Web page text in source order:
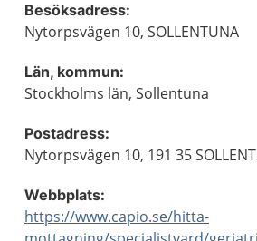
Besöksadress:
Nytorpsvägen 10, SOLLENTUNA
Län, kommun:
Stockholms län, Sollentuna
Postadress:
Nytorpsvägen 10, 191 35
Webbplats:
https://www.capio.se/hitta-